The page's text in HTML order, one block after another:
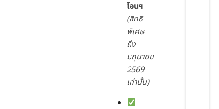
โอนฯ
(สิทธิ
พิเศษ
ถึง
มิถุนายน
2569
เท่านั้น)